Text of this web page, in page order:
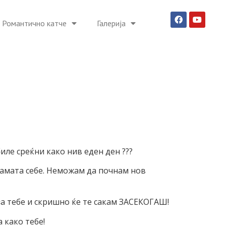
Романтично катче Галерија
среќни како нив еден ден ???
себе. Неможам да почнам нов
тебе и скришно ќе те сакам ЗАСЕКОГАШ!
тебе!